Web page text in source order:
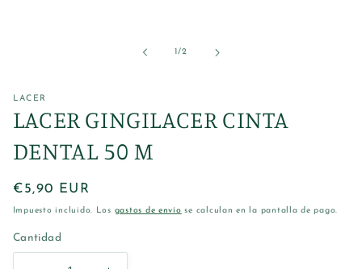
modal
1/de
2
LACER
LACER GINGILACER CINTA
DENTAL 50 M
Precio
habitual
€5,90 EUR
Impuesto incluido. Los gastos de envío se calculan en la pantalla de pago.
Cantidad